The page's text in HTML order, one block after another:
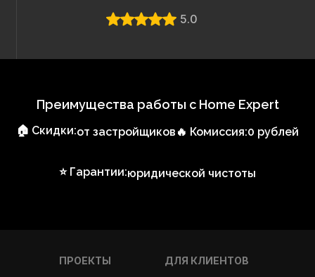
5.0
Преимущества работы с Home Expert
🏠 Скидки:от застройщиков 🔥 Комиссия:0 рублей
⭐ Гарантии:юридической чистоты
ПРОЕКТЫ
ДЛЯ КЛИЕНТОВ